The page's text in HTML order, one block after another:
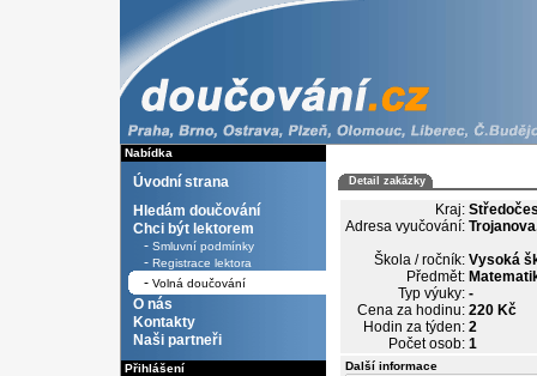
Nabídka
Úvodní strana
Hledám doučování
Chci být lektorem
- Smluvní podmínky
- Registrace lektora
- Volná doučování
O nás
Kontakty
Naši partneři
Přihlášení
Detail zakázky
Kraj:
Adresa vyučování:
Škola / ročník: Vysoká
Předmět:
Typ výuky: -
Cena za hodinu: 220 Kč
Hodin za týden: 2
Počet osob: 1
Další informace